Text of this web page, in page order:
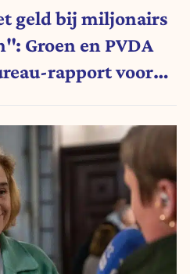
geld bij miljonairs
Groen en PVDA
rapport voor